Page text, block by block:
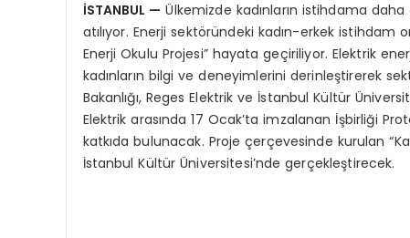
İSTANBUL — Ülkemizde kadınların istihdama
atılıyor. Enerji sektöründeki kadın-erkek istihdam
Enerji Okulu Projesi” hayata geçiriliyor. Elektrik
kadınların bilgi ve deneyimlerini derinleştirerek
Bakanlığı, Reges Elektrik ve İstanbul Kültür
Elektrik arasında 17 Ocak’ta imzalanan İşbirliği
katkıda bulunacak. Proje çerçevesinde kurulan
İstanbul Kültür Üniversitesi’nde gerçekleştirecek.